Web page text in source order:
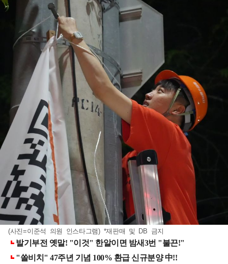
(사진=이준석 의원 인스타그램) *재판매 및 DB 금지